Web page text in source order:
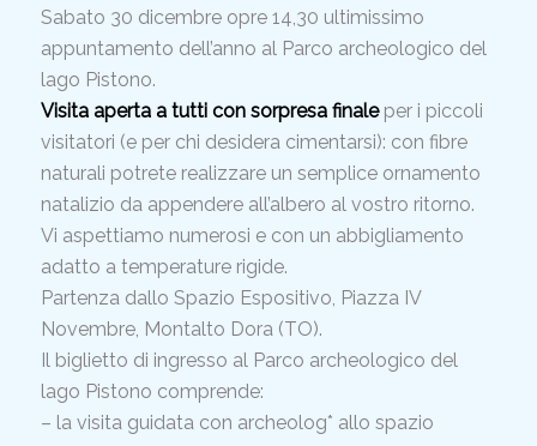
Sabato 30 dicembre opre 14,30 ultimissimo
appuntamento dell’anno al Parco archeologico del
lago Pistono.
Visita aperta a tutti con sorpresa finaleper i piccoli
visitatori (e per chi desidera cimentarsi): con fibre
naturali potrete realizzare un semplice ornamento
natalizio da appendere all’albero al vostro ritorno.
Vi aspettiamo numerosi e con un abbigliamento
adatto a temperature rigide.
Partenza dallo Spazio Espositivo, Piazza IV
Novembre, Montalto Dora (TO).
Il biglietto di ingresso al Parco archeologico del
lago Pistono comprende:
– la visita guidata con archeolog* allo spazio